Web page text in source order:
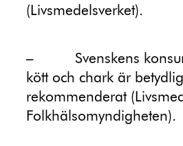
(Livsmedelsverket).
–
Svenskens
kött och chark är
rekommenderat
Folkhälsomyndigheten).